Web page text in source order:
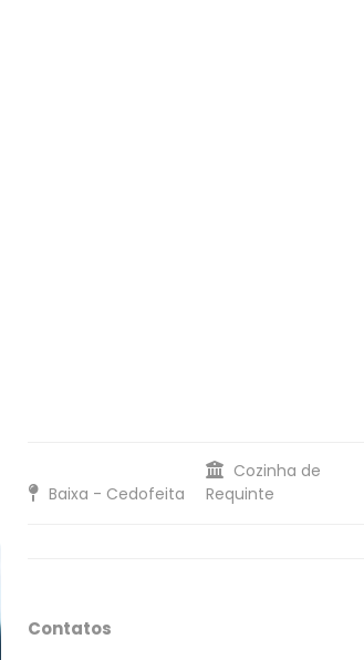
Baixa - Cedofeita
Cozinha de
Requinte
Contatos